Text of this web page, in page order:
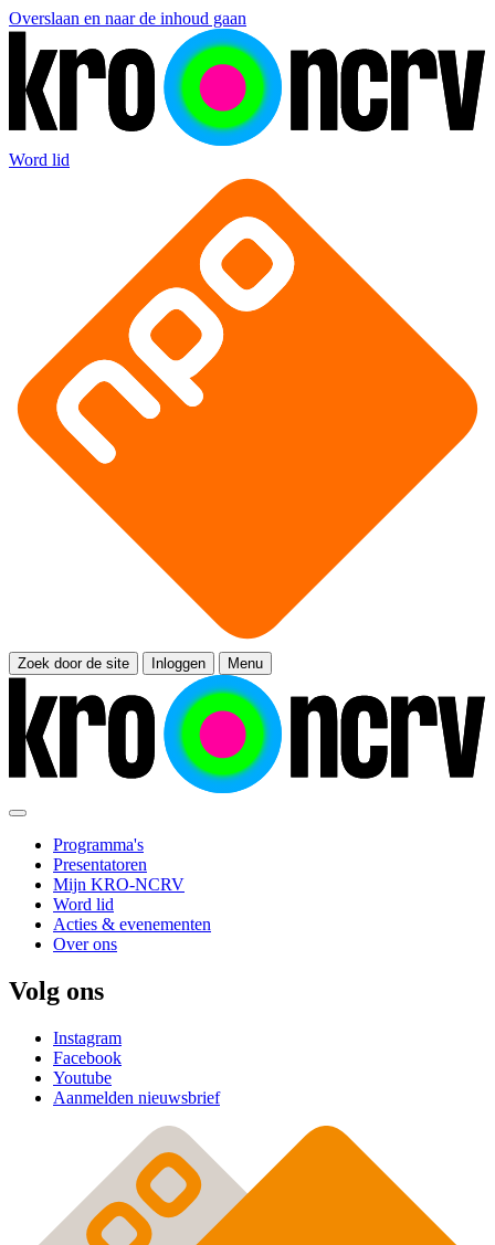
Overslaan en naar de inhoud gaan
Word lid
Zoek door de site Inloggen Menu
Programma's
Presentatoren
Mijn KRO-NCRV
Word lid
Acties & evenementen
Over ons
Volg ons
Instagram
Facebook
Youtube
Aanmelden nieuwsbrief